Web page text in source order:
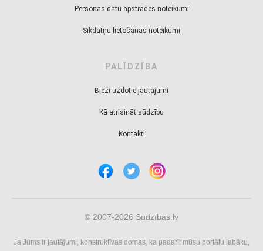
Personas datu apstrādes noteikumi
Sīkdatņu lietošanas noteikumi
PALĪDZĪBA
Bieži uzdotie jautājumi
Kā atrisināt sūdzību
Kontakti
© 2007-2026 Sūdzības.lv
Ja Jums ir jautājumi, konstruktīvas domas, ka padarīt mūsu portālu labāku,